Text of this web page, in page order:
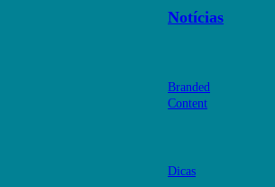
Notícias
Branded
Content
Dicas